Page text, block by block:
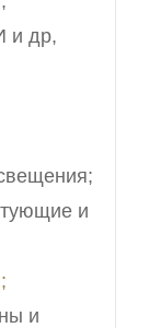
и др,
и
и